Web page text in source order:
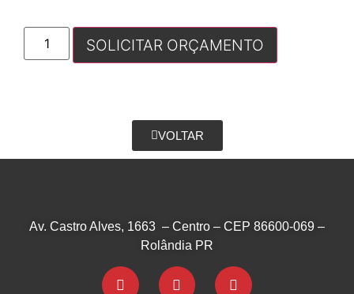
SOLICITAR ORÇAMENTO
VOLTAR
Av. Castro Alves, 1663 – Centro – CEP 86600-069 –
Rolândia PR